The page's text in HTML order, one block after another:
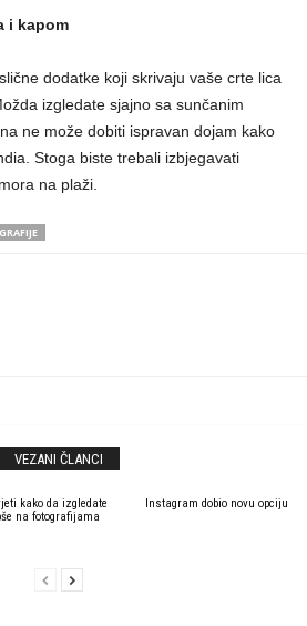
i kapom
dodatke koji skrivaju vaše crte lica
izgledate sjajno sa sunčanim
ne može dobiti ispravan dojam kako
Stoga biste trebali izbjegavati
na plaži.
VEZANI ČLANCI
kako da izgledate
na fotografijama
Instagram dobio novu opciju